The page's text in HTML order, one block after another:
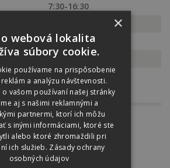
7:30-16:30
7:30-16:30
8:00-11:30
Zatvorené
Tomko
911 226 281
×
webová lokalita
súbory cookie.
používame na prispôsobenie
a analýzu návštevnosti.
vašom používaní našej stránky
aj s našimi reklamnými a
partnermi, ktorí ich môžu
s inými informáciami, ktoré ste
alebo ktoré zhromaždili pri
ich služieb. Zásady ochrany
osobných údajov